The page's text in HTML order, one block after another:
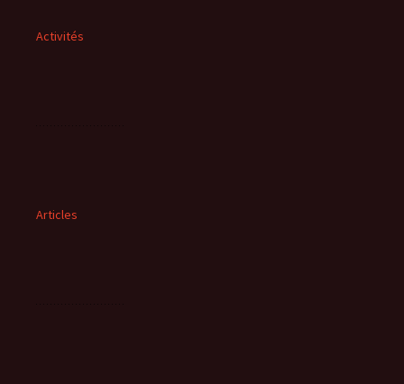
Activités
Articles